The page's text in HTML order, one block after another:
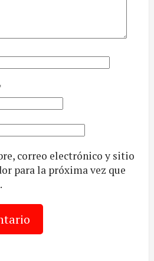
correo electrónico y sitio
para la próxima vez que